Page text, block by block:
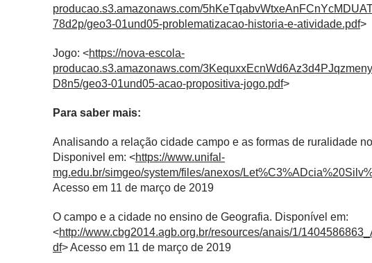
producao.s3.amazonaws.com/
78d2p/geo3-01und05-problematizacao-historia-e-atividade.pdf>
Jogo: <https://nova-escola-
producao.s3.amazonaws.com/
D8n5/geo3-01und05-acao-propositiva-jogo.pdf>
Para saber mais:
Analisando a relação cidade campo e as formas de ruralidade
Disponivel em: <https://www.unifal-
mg.edu.br/simgeo/system/files/anexos/
Acesso em 11 de março de 2019
O campo e a cidade no ensino de Geografia. Disponível em:
<http://www.cbg2014.agb.org.br/resources/anais/1/
df> Acesso em 11 de março de 2019